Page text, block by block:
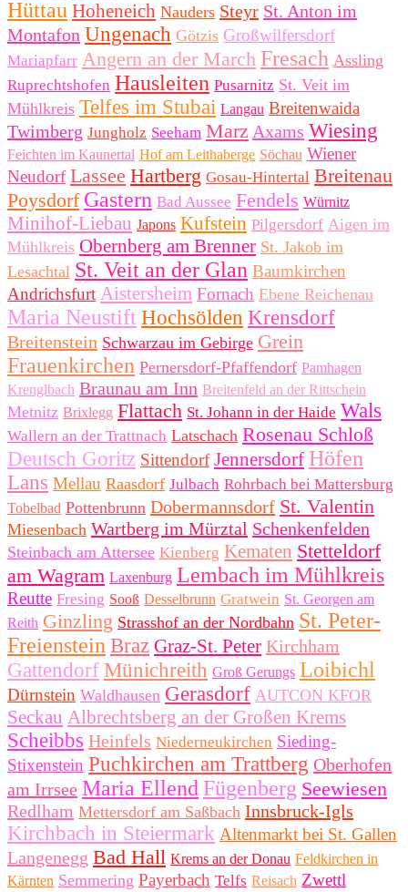
Hüttau Hoheneich Nauders Steyr St. Anton im
Montafon Ungenach Götzis Großwilfersdorf
Mariapfarr Angern an der March Fresach Assling
Ruprechtshofen Hausleiten Pusarnitz St. Veit im
Mühlkreis Telfes im Stubai Langau Breitenwaida
Twimberg Jungholz Seeham Marz Axams Wiesing
Feichten im Kaunertal Hof am Leithaberge Söchau Wiener
Neudorf Lassee Hartberg Gosau-Hintertal Breitenau
Poysdorf Gastern Bad Aussee Fendels Würnitz
Minihof-Liebau Japons Kufstein Pilgersdorf Aigen im
Mühlkreis Obernberg am Brenner St. Jakob im
Lesachtal St. Veit an der Glan Baumkirchen
Andrichsfurt Aistersheim Fornach Ebene Reichenau
Maria Neustift Hochsölden Krensdorf
Breitenstein Schwarzau im Gebirge Grein
Frauenkirchen Pernersdorf-Pfaffendorf Pamhagen
Krenglbach Braunau am Inn Breitenfeld an der Rittschein
Metnitz Brixlegg Flattach St. Johann in der Haide Wals
Wallern an der Trattnach Latschach Rosenau Schloß
Deutsch Goritz Sittendorf Jennersdorf Höfen
Lans Mellau Raasdorf Julbach Rohrbach bei Mattersburg
Tobelbad Pottenbrunn Dobermannsdorf St. Valentin
Miesenbach Wartberg im Mürztal Schenkenfelden
Steinbach am Attersee Kienberg Kematen Stetteldorf
am Wagram Laxenburg Lembach im Mühlkreis
Reutte Fresing Sooß Desselbrunn Gratwein St. Georgen am
Reith Ginzling Strasshof an der Nordbahn St. Peter-
Freienstein Braz Graz-St. Peter Kirchham
Gattendorf Münichreith Groß Gerungs Loibichl
Dürnstein Waldhausen Gerasdorf AUTCON KFOR
Seckau Albrechtsberg an der Großen Krems
Scheibbs Heinfels Niederneukirchen Sieding-
Stixenstein Puchkirchen am Trattberg Oberhofen
am Irrsee Maria Ellend Fügenberg Seewiesen
Redlham Mettersdorf am Saßbach Innsbruck-Igls
Kirchbach in Steiermark Altenmarkt bei St. Gallen
Langenegg Bad Hall Krems an der Donau Feldkirchen in
Kärnten Semmering Payerbach Telfs Reisach Zwettl